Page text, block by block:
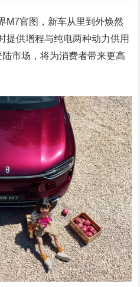
M7官图，新车从里到外焕然
提供增程与纯电两种动力供用
市场，将为消费者带来更高